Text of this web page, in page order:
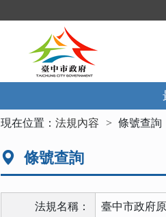
現在位置：法規內容 條號查詢
條號查詢
法規名稱： 臺中市政府